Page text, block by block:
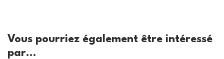
Vous pourriez également être intéressé
par...